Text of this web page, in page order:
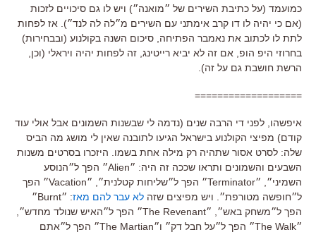
כמועמד (על כתיבת השירים של ״מואנה״) ויש לו גם סיכויים לזכות
(אם כי יהיה לו דו קרב אימתני עם השירים מ״לה לה לנד״). אז לפחות
לתת לו לכתוב את נאמבר הפתיחה, סיכום השנה בקולנוע (ובבחירות)
בחרוזי היפ הופ, אם זה לא יביא רייטינג, זה לפחות יהיה ויראלי (וכן,
הרשת חושבת גם על זה).
===================
איפשהו, לפני די הרבה שנים (נדמה לי שבשנות השמונים אבל אולי עוד
קודם) מפיצי הקולנוע בישראל הגיעו לתובנה שאין לי מושג מה הביס
שלה: לסרט אסור שתהיה רק מילה אחת בשמו. היזכרו בסרטים משנות
השבעים והשמונים ותראו שככה זה היה: ״Alien״ הפך ל״הנוסע
השמיני״, ״Terminator״ הפך ל״שליחות קטלנית״, ״Vacation״ הפך
ל״חופשה מטורפת״. ויש מפיצים שזה לא עבר להם מאז
: ״Burnt״
הפך ל״משחק באש״, ״The Revenant״ הפך ל״האיש שנולד מחדש״,
״The Walk״ הפך ל״על חבל דק״ ו״The Martian״ הפך ל״אתם